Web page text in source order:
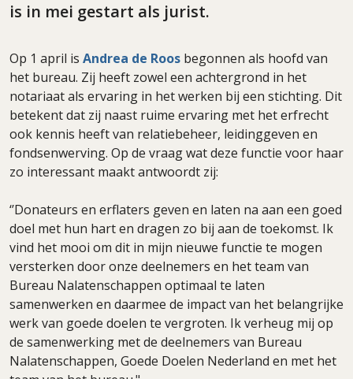
is in mei gestart als jurist.
Op 1 april is Andrea de Roos begonnen als hoofd van
het bureau. Zij heeft zowel een achtergrond in het
notariaat als ervaring in het werken bij een stichting. Dit
betekent dat zij naast ruime ervaring met het erfrecht
ook kennis heeft van relatiebeheer, leidinggeven en
fondsenwerving. Op de vraag wat deze functie voor haar
zo interessant maakt antwoordt zij:
‘’Donateurs en erflaters geven en laten na aan een goed
doel met hun hart en dragen zo bij aan de toekomst. Ik
vind het mooi om dit in mijn nieuwe functie te mogen
versterken door onze deelnemers en het team van
Bureau Nalatenschappen optimaal te laten
samenwerken en daarmee de impact van het belangrijke
werk van goede doelen te vergroten. Ik verheug mij op
de samenwerking met de deelnemers van Bureau
Nalatenschappen, Goede Doelen Nederland en met het